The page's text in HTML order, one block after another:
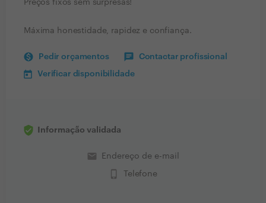
Preços fixos sem surpresas!
Máxima honestidade, rapidez e confiança.
Pedir orçamentos Contactar profissional
Verificar disponibilidade
Informação validada
email Endereço de e-mail
phone_iphone Telefone